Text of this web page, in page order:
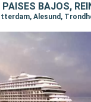
PAISES BAJOS,
Alesund,